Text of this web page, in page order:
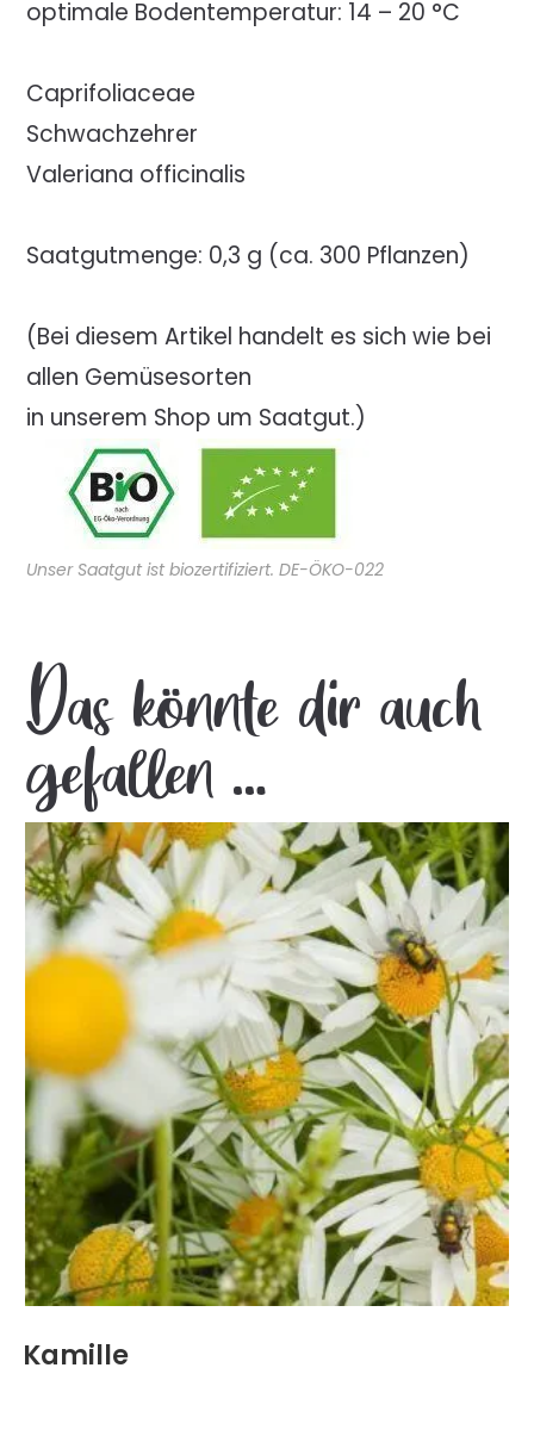
optimale Bodentemperatur: 14 – 20 °C
Caprifoliaceae
Schwachzehrer
Valeriana officinalis
Saatgutmenge: 0,3 g (ca. 300 Pflanzen)
(Bei diesem Artikel handelt es sich wie bei
allen Gemüsesorten
in unserem Shop um Saatgut.)
Unser Saatgut ist biozertifiziert. DE-ÖKO-022
Das könnte dir auch
gefallen …
Kamille